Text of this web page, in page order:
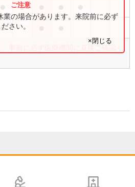
●
●
事前に必ず医療機関に直接ご確認く
業の場合があります。来院前に必ず
さい。
×閉じる